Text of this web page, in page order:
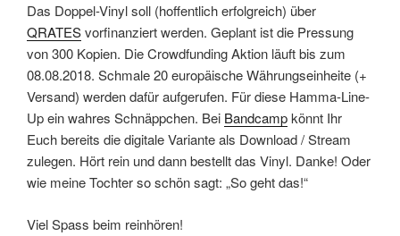
Das Doppel-Vinyl soll (hoffentlich erfolgreich) über
QRATESvorfinanziert werden. Geplant ist die Pressung
von 300 Kopien. Die Crowdfunding Aktion läuft bis zum
08.08.2018. Schmale 20 europäische Währungseinheite (+
Versand) werden dafür aufgerufen. Für diese Hamma-Line-
Up ein wahres Schnäppchen. Bei Bandcampkönnt Ihr
Euch bereits die digitale Variante als Download / Stream
zulegen. Hört rein und dann bestellt das Vinyl. Danke! Oder
wie meine Tochter so schön sagt: „So geht das!“
Viel Spass beim reinhören!